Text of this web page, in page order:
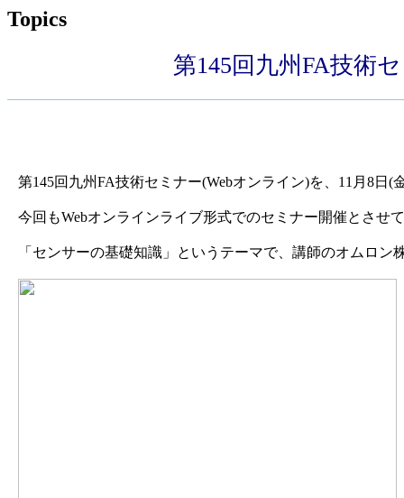
Topics
第145回九州FA技術
第145回九州FA技術セミナー(Webオンライン)を、11月8日(
今回もWebオンラインライブ形式でのセミナー開催とさせ
「センサーの基礎知識」というテーマで、講師のオムロ